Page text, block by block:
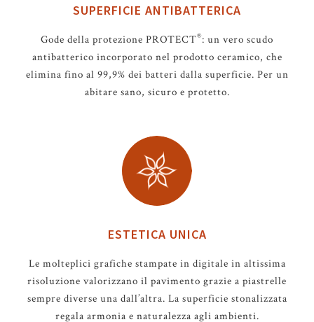
SUPERFICIE ANTIBATTERICA
Gode della protezione PROTECT®: un vero scudo
antibatterico incorporato nel prodotto ceramico, che
elimina fino al 99,9% dei batteri dalla superficie. Per un
abitare sano, sicuro e protetto.
ESTETICA UNICA
Le molteplici grafiche stampate in digitale in altissima
risoluzione valorizzano il pavimento grazie a piastrelle
sempre diverse una dall’altra. La superficie stonalizzata
regala armonia e naturalezza agli ambienti.